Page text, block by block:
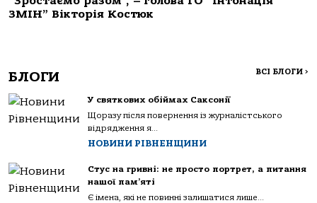
ЗМІН” Вікторія Костюк
БЛОГИ ВСІ БЛОГИ >
У святкових обіймах Саксонії
Щоразу після повернення із журналістського
відрядження я...
НОВИНИ РІВНЕНЩИНИ
Стус на гривні: не просто портрет, а питання
нашої пам’яті
Є імена, які не повинні залишатися лише...